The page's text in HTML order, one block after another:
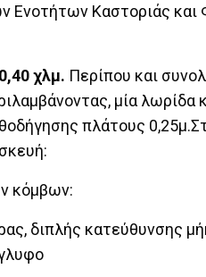
Ενοτήτων Καστοριάς και
χλμ. Περίπου και
μία
πλάτους
κόμβων:
διπλής κατεύθυνσης